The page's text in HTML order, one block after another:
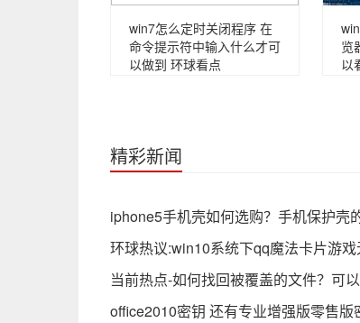
win7怎么定时关闭程序 在
命令提示符中输入什么才可
以做到 环球看点
览
以
精彩新闻
iphone5手机壳如何选购？手机保护壳
环球热议:win10系统下qq魔法卡片游
当前热点-如何找回被覆盖的文件？可
office2010密钥 还有专业增强版零售